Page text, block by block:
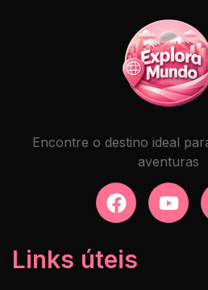
Encontre o destino ideal
aventuras
Links úteis